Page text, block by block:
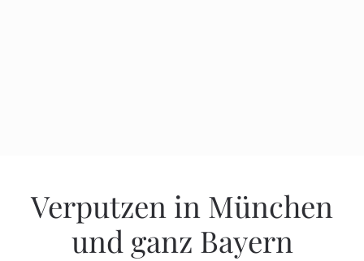
Verputzen in München
und ganz Bayern